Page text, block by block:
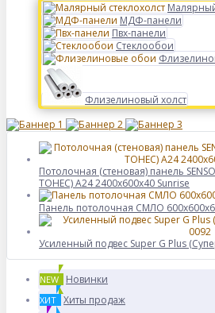
МДФ-панели
Пвх-панели
Стеклообои
Флизелиновый холст
Потолочная (стеновая) панель
ТОНЕС) A24 2400x600x40 Sunrise
Панель потолочная СМЛО 600x600x6
Усиленный подвес Super G Plus
NEW Новинки
ХИТ Хиты продаж